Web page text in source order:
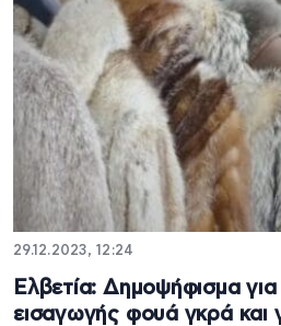
29.12.2023, 12:24
Ελβετία: Δημοψήφισμα
εισαγωγής φουά γκρά